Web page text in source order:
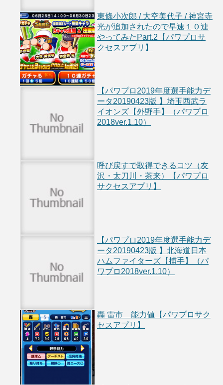
東條小次郎 / 大空美代子 / 神宮寺
光が追加されたので早速１０連
やってみたPart.2【パワプロサ
クセスアプリ】
【パワプロ2019年度選手能力デ
ータ20190423版 】埼玉西武ラ
イオンズ【外野手】（パワプロ
2018ver.1.10）
呼び戻すで取得できるコツ（友
沢・太刀川・茶来）【パワプロ
サクセスアプリ】
【パワプロ2019年度選手能力デ
ータ20190423版 】北海道日本
ハムファイターズ【捕手】（パ
ワプロ2018ver.1.10）
轟 雷市 能力値【パワプロサク
セスアプリ】